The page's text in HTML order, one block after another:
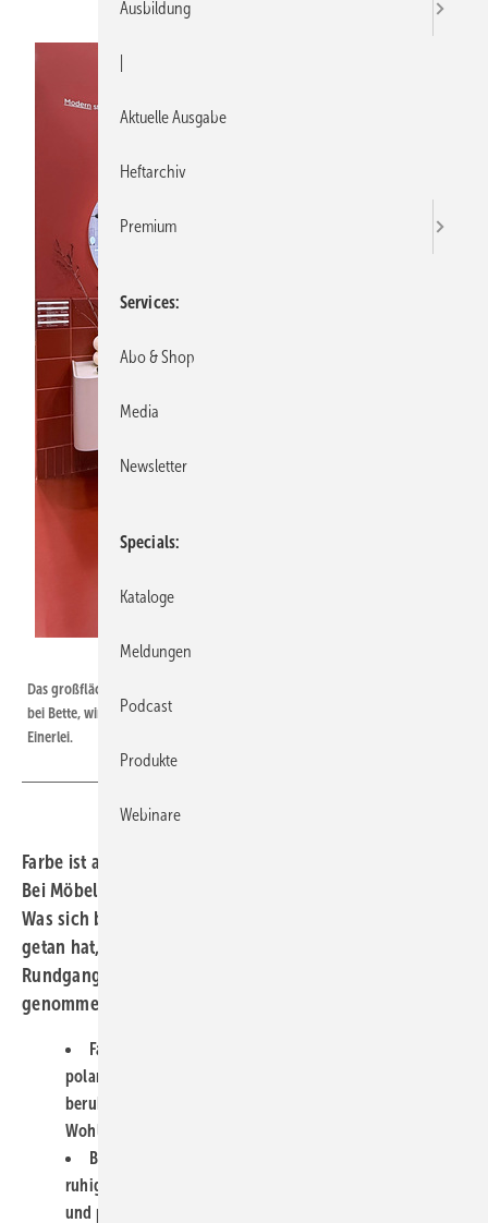
Das großflächig eingesetzte warme Rot bei Vitra ist fast identisch mit dem
bei Bette, wirkt attraktiv und einladend, weit entfernt von grauem Alltags-
Einerlei.
Farbe ist auf der ISH 2025 nicht zu übersehen gewesen.
Bei Möbeln, Keramik und Stahl-Emaille wird’s bunter.
Was sich bei den großen und kleinen Herstellern so
getan hat, hat Dr. Hildegard Kalthegener in einem
Rundgang durchaus subjektiv in Augenschein
genommen, fotografiert und aufgeschrieben.
Farbwahl, ein Balanceakt: Starke Farben wie Rot
polarisieren, sanfte Töne wie Salbei und Rosé wirken
beruhigend. Farbpsychologie ist entscheidend für
Wohlfühlbäder der Zukunft.
Bette und Villeroy & Boch bringen mit „Salvia“ ein
ruhiges Blaugrün ins Bad. Der Ton bietet zeitlose Eleganz
und passt zu warmen Holztönen wie Eiche oder Nussbaum.
Ausbildung
Aktuelle Ausgabe
Heftarchiv
Premium
Services
Abo & Shop
Media
Newsletter
Specials
Kataloge
Meldungen
Podcast
Produkte
Webinare